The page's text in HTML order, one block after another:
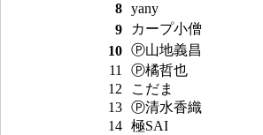
8
yany
9
カープ小僧
10
Ⓟ山地義昌
11
Ⓟ橘哲也
12
こだま
13
Ⓟ清水香織
14
極SAI